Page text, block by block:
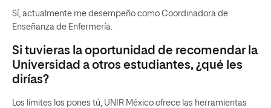
Sí, actualmente me desempeño como Coordinadora de
Enseñanza de Enfermería.
Si tuvieras la oportunidad de recomendar la
Universidad a otros estudiantes, ¿qué les
dirías?
Los límites los pones tú, UNIR México ofrece las herramientas